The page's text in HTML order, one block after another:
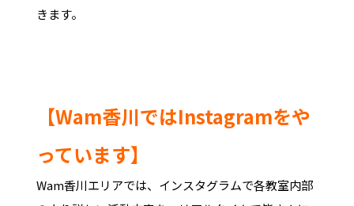
きます。
【Wam香川ではInstagramをや
っています】
Wam香川エリアでは、インスタグラムで各教室内部